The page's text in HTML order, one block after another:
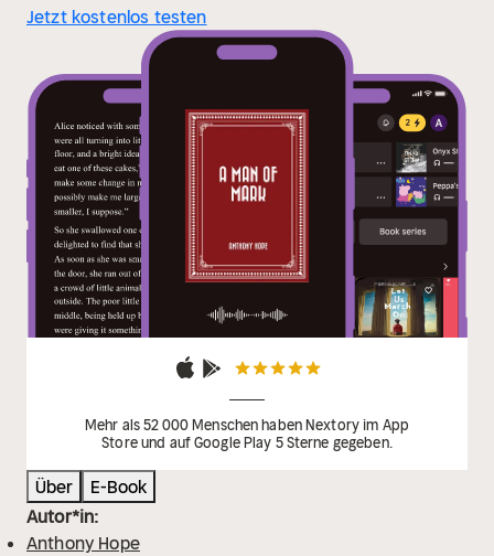
Jetzt kostenlos testen
Mehr als 52 000 Menschen haben Nextory im App
Store und auf Google Play 5 Sterne gegeben.
Über
E-Book
Autor*in:
Anthony Hope